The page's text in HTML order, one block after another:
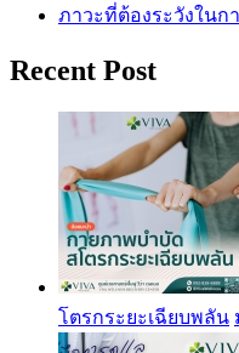
ภาวะที่ต้องระวังในก
Recent Post
โตรกระยะเฉียบพลัน